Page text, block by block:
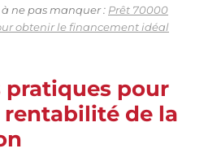
ne pas manquer : Prêt 70000
obtenir le financement idéal
pratiques pour
de la